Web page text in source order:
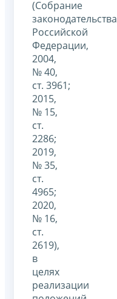
(Собрание
законодательства
Российской
Федерации,
2004,
№ 40,
ст. 3961;
2015,
№ 15,
ст.
2286;
2019,
№ 35,
ст.
4965;
2020,
№ 16,
ст.
2619),
в
целях
реализации